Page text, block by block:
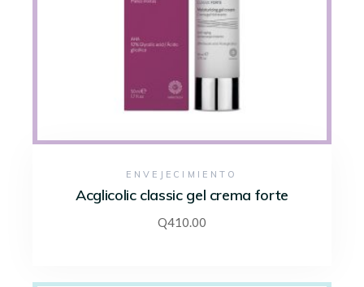
ENVEJECIMIENTO
Acglicolic classic gel crema forte
Q410.00